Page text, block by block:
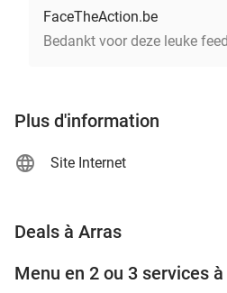
FaceTheAction.be
Bedankt voor deze leuke
Plus d'information
Site Internet
Deals à Arras
Menu en 2 ou 3 services